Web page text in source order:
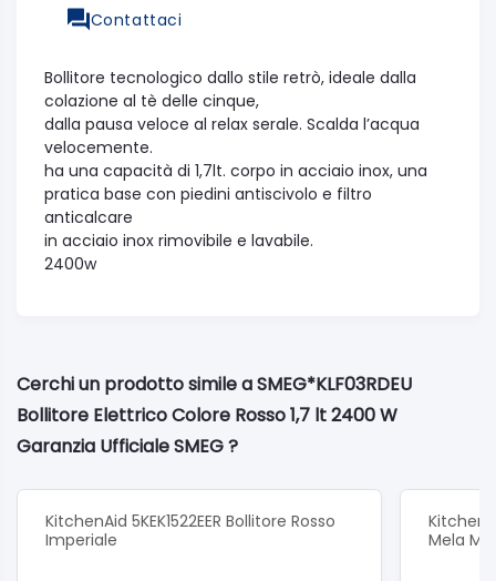
Contattaci
Bollitore tecnologico dallo stile retrò, ideale dalla
colazione al tè delle cinque,
dalla pausa veloce al relax serale. Scalda l’acqua
velocemente.
ha una capacità di 1,7lt. corpo in acciaio inox, una
pratica base con piedini antiscivolo e filtro
anticalcare
in acciaio inox rimovibile e lavabile.
2400w
Cerchi un prodotto simile a SMEG*KLF03RDEU
Bollitore Elettrico Colore Rosso 1,7 lt 2400 W
Garanzia Ufficiale SMEG ?
KitchenAid 5KEK1522EER Bollitore Rosso
Imperiale
Mela